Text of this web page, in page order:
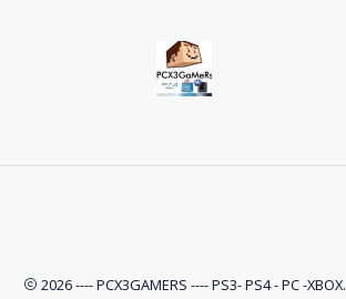
2026 ---- PCX3GAMERS ---- PS3- PS4 - PC -XBOX.